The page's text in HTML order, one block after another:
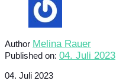
Author Melina Rauer
Published on: 04. Juli 2023
04. Juli 2023